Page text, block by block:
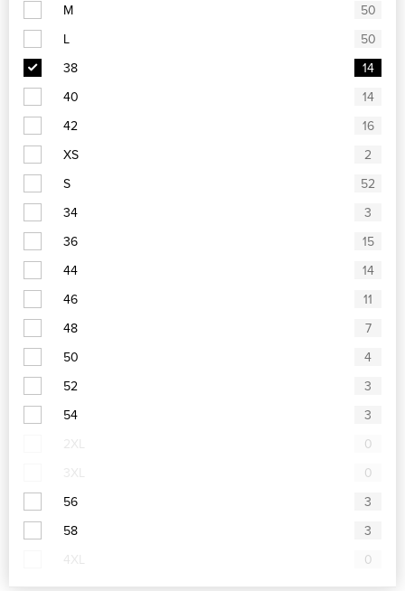
M
50
L
50
38
14
40
14
42
16
XS
2
S
52
34
3
36
15
44
14
46
11
48
7
50
4
52
3
54
3
2XL
0
3XL
0
56
3
58
3
4XL
0